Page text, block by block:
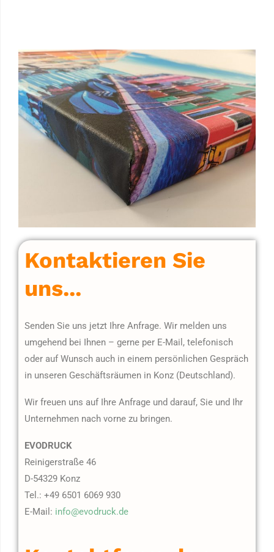
Kontaktieren Sie
uns...
Senden Sie uns jetzt Ihre Anfrage. Wir melden uns
umgehend bei Ihnen – gerne per E-Mail, telefonisch
oder auf Wunsch auch in einem persönlichen Gespräch
in unseren Geschäftsräumen in Konz (Deutschland).
Wir freuen uns auf Ihre Anfrage und darauf, Sie und Ihr
Unternehmen nach vorne zu bringen.
EVODRUCK
Reinigerstraße 46
D-54329 Konz
Tel.: +49 6501 6069 930
E-Mail: info@evodruck.de